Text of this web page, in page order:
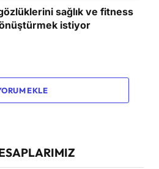
sağlık ve fitness
istiyor
EKLE